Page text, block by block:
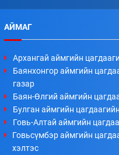
АЙМАГ
Архангай аймгийн
Баянхонгор аймгийн
газар
Баян-Өлгий аймгийн
Булган аймгийн
Говь-Алтай аймгийн
Говьсүмбэр аймгийн
хэлтэс